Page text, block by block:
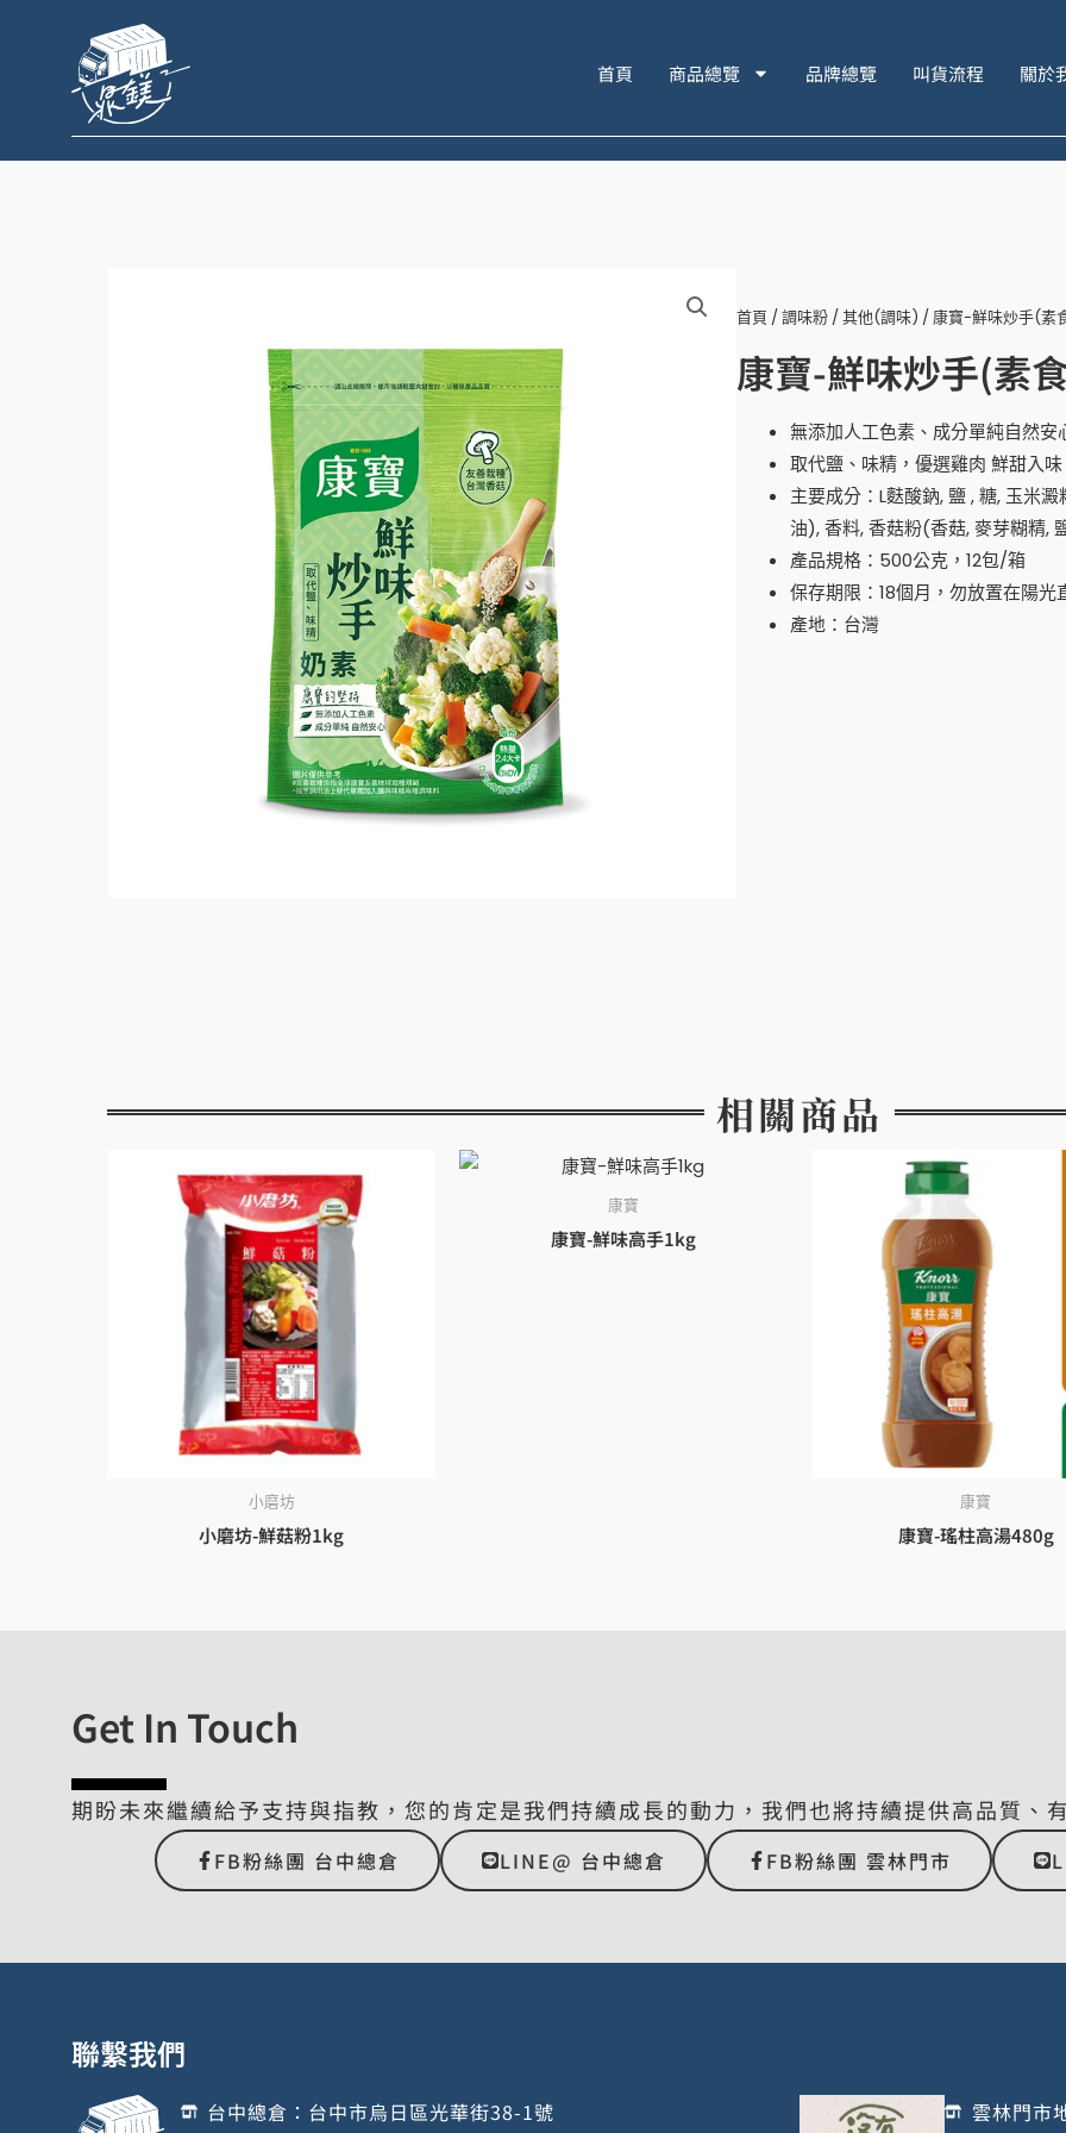
首頁 商品總覽 品牌總覽 叫貨流程 關於
首頁 /調味粉 /其他(調味) / 康寶-鮮味炒手(素
康寶-鮮味炒手(素
無添加人工色素、成分單純自然安
取代鹽、味精，優選雞肉 鮮甜入味
主要成分：L麩酸鈉, 鹽 , 糖, 玉米
油), 香料, 香菇粉(香菇, 麥芽糊精,
產品規格：500公克，12包/箱
保存期限：18個月，勿放置在陽光
產地：台灣
相關商品
小磨坊
小磨坊-鮮菇粉1kg
康寶
康寶-鮮味高手1kg
康寶
康寶-瑤柱高湯480g
Get In Touch
期盼未來繼續給予支持與指教，您的肯定是我們持續成長的動力，我們也將持續提供高品質、
FB粉絲團 台中總倉 LINE@ 台中總倉 FB粉絲團 雲林門市
聯繫我們
台中總倉：台中市烏日區光華街38-1號 雲林門市